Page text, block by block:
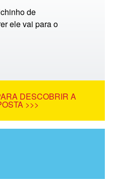
de
ele vai para o
DESCOBRIR A
>>>